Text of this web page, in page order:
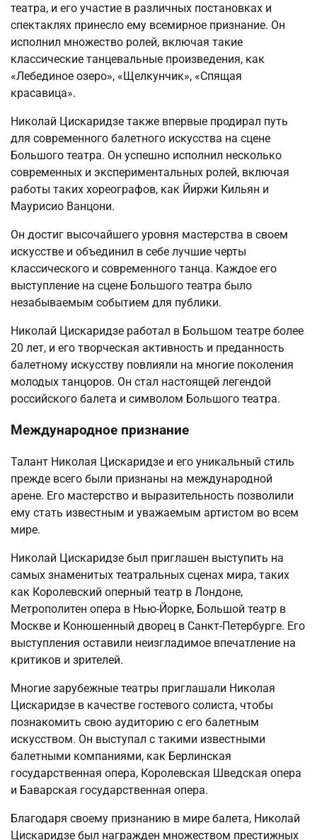
театра, и его участие в различных постановках и
спектаклях принесло ему всемирное признание. Он
исполнил множество ролей, включая такие
классические танцевальные произведения, как
«Лебединое озеро», «Щелкунчик», «Спящая
красавица».
Николай Цискаридзе также впервые продирал путь
для современного балетного искусства на сцене
Большого театра. Он успешно исполнил несколько
современных и экспериментальных ролей, включая
работы таких хореографов, как Йиржи Кильян и
Маурисио Ванцони.
Он достиг высочайшего уровня мастерства в своем
искусстве и объединил в себе лучшие черты
классического и современного танца. Каждое его
выступление на сцене Большого театра было
незабываемым событием для публики.
Николай Цискаридзе работал в Большом театре более
20 лет, и его творческая активность и преданность
балетному искусству повлияли на многие поколения
молодых танцоров. Он стал настоящей легендой
российского балета и символом Большого театра.
Международное признание
Талант Николая Цискаридзе и его уникальный стиль
прежде всего были признаны на международной
арене. Его мастерство и выразительность позволили
ему стать известным и уважаемым артистом во всем
мире.
Николай Цискаридзе был приглашен выступить на
самых знаменитых театральных сценах мира, таких
как Королевский оперный театр в Лондоне,
Метрополитен опера в Нью-Йорке, Большой театр в
Москве и Конюшенный дворец в Санкт-Петербурге. Его
выступления оставили неизгладимое впечатление на
критиков и зрителей.
Многие зарубежные театры приглашали Николая
Цискаридзе в качестве гостевого солиста, чтобы
познакомить свою аудиторию с его балетным
искусством. Он выступал с такими известными
балетными компаниями, как Берлинская
государственная опера, Королевская Шведская опера
и Баварская государственная опера.
Благодаря своему признанию в мире балета, Николай
Цискаридзе был награжден множеством престижных